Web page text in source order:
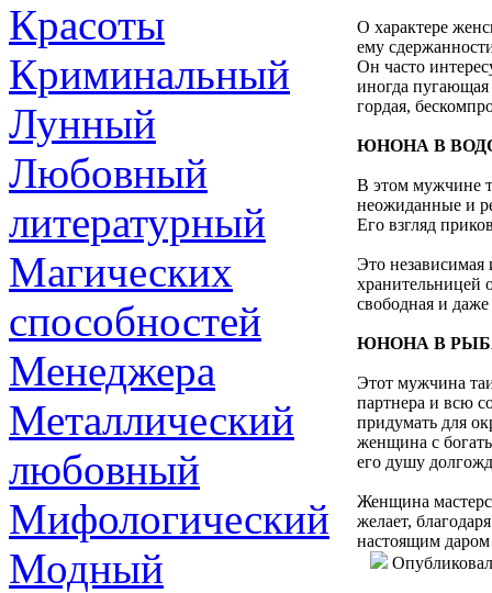
Красоты
Криминальный
Лунный
Любовный
литературный
Магических
способностей
Менеджера
Металлический
любовный
Мифологический
Модный
О характере
ему
Он часто
иногда пугающая
гордая,
ЮНОНА В
В этом мужчине
неожиданные и
Его взгляд
Это независимая
хранительницей
свободная и
ЮНОНА В
Этот мужчина
партнера и всю
придумать для
женщина с
его душу
Женщина
желает,
настоящим